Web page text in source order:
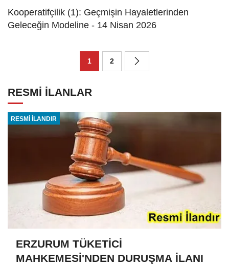
Kooperatifçilik (1): Geçmişin Hayaletlerinden
Geleceğin Modeline - 14 Nisan 2026
1 2
RESMİ İLANLAR
RESMİ İLANDIR
ERZURUM TÜKETİCİ
MAHKEMESİ'NDEN DURUŞMA İLANI